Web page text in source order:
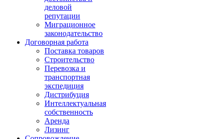
деловой
репутации
Миграционное
законодательство
Договорная работа
Поставка товаров
Строительство
Перевозка и
транспортная
экспедиция
Дистрибуция
Интеллектуальная
собственность
Аренда
Лизинг